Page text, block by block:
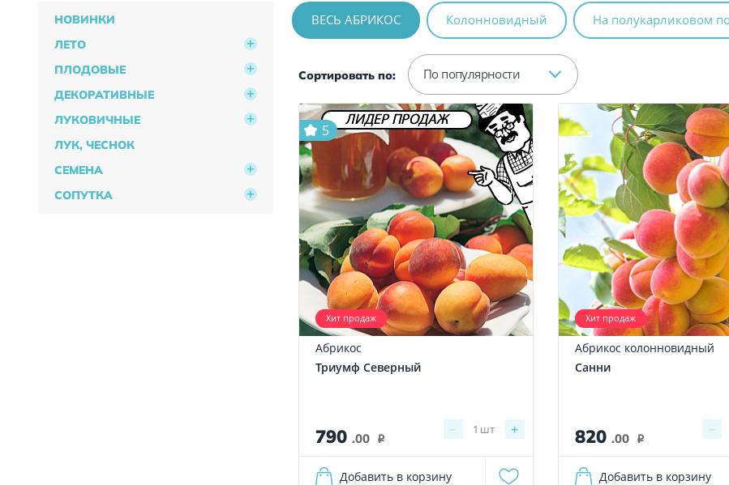
НОВИНКИ
ЛЕТО
ПЛОДОВЫЕ
ДЕКОРАТИВНЫЕ
ЛУКОВИЧНЫЕ
ЛУК, ЧЕСНОК
СЕМЕНА
СОПУТКА
ВЕСЬ АБРИКОС Колонновидный На полукарликовом
Сортировать по: По популярности
ЛИДЕР ПРОДАЖ
Хит продаж
5
Абрикос
Триумф Северный
790 .00 i
− +
1 шт
Добавить в корзину
Хит продаж
Абрикос колонновидный
Санни
820 .00 i
−
Добавить в корзину